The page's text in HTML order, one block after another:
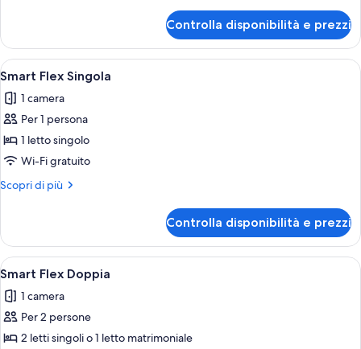
Singola
Controlla disponibilità e prezzi
Apri
tutte
le
foto
per
Smart
Flex
Singola
Minibar, una scrivania, tende
4
Smart Flex Singola
1 camera
Per 1 persona
1 letto singolo
Wi-Fi gratuito
Scopri di più
Altri
Flex
Singola
Controlla disponibilità e prezzi
Apri
tutte
le
foto
per
Minibar, una scrivania, tende
4
Smart Flex Doppia
1 camera
Per 2 persone
2 letti singoli o 1 letto matrimoniale